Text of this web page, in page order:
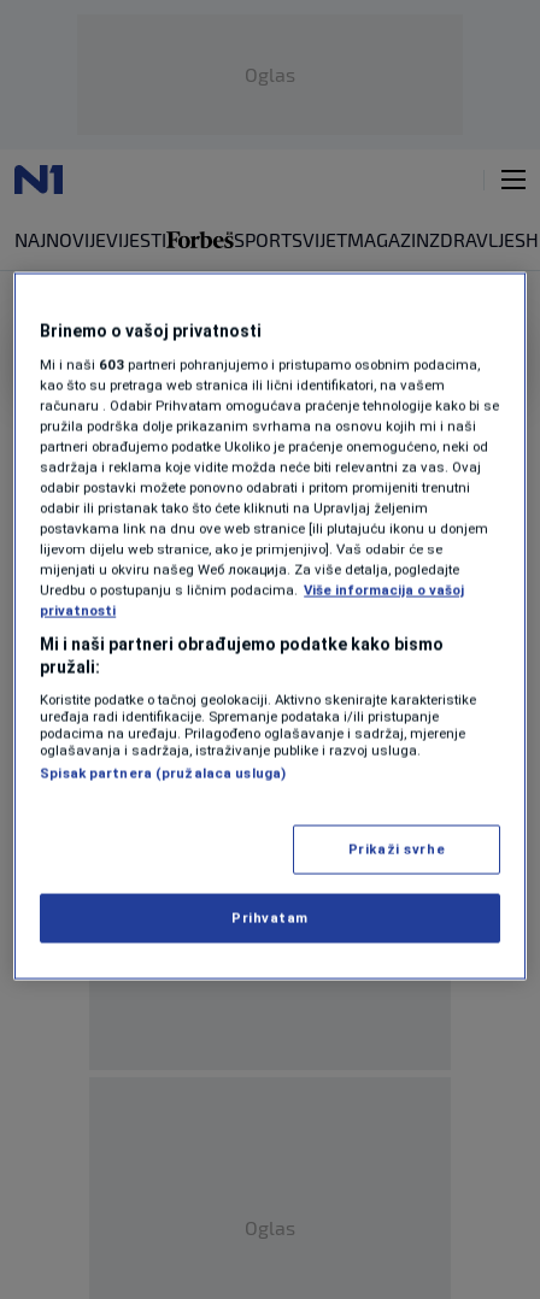
Oglas
NAJNOVIJEVIJESTI SPORTSVIJETMAGAZINZDRAVLJE
ANA KNEŽEVIĆ
FBI nudi nagradu za pronalazak tijela Ane
Knežević
REGIJA|prije 0 min. | 0
Španska policija istražuje: Sumnja se da je
David Anino tijelo u koferu donio u Srbiju,
pregledaju se kamere iz Beograda
REGIJA |17. jun. | 0
Španska policija i FBI tragaju za nestalom
Anom Knežević: Agenti u ronilačkim
svaki pedalj (VIDEO)
SVIJET|4. jun.| 0
Oglas
Oglas
Brinemo o vašoj privatnosti
Mi i naši 603 partneri pohranjujemo i pristupamo osobnim podacima,
kao što su pretraga web stranica ili lični identifikatori, na vašem
računaru . Odabir Prihvatam omogućava praćenje tehnologije kako bi se
pružila podrška dolje prikazanim svrhama na osnovu kojih mi i naši
partneri obrađujemo podatke Ukoliko je praćenje onemogućeno, neki od
sadržaja i reklama koje vidite možda neće biti relevantni za vas. Ovaj
odabir postavki možete ponovno odabrati i pritom promijeniti trenutni
odabir ili pristanak tako što ćete kliknuti na Upravljaj željenim
postavkama link na dnu ove web stranice [ili plutajuću ikonu u donjem
lijevom dijelu web stranice, ako je primjenjivo]. Vaš odabir će se
mijenjati u okviru našeg Wеб локација. Za više detalja, pogledajte
Uredbu o postupanju s ličnim podacima. Više informacija o vašoj
privatnosti
Mi i naši partneri obrađujemo podatke kako bismo
pružali:
Koristite podatke o tačnoj geolokaciji. Aktivno skenirajte karakteristike
uređaja radi identifikacije. Spremanje podataka i/ili pristupanje
podacima na uređaju. Prilagođeno oglašavanje i sadržaj, mjerenje
oglašavanja i sadržaja, istraživanje publike i razvoj usluga.
Spisak partnera (pružalaca usluga)
Prikaži svrhe
Prihvatam